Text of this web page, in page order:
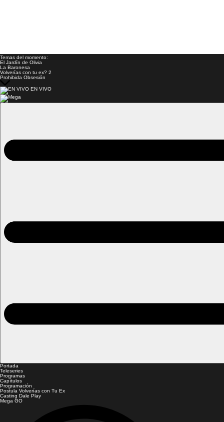
Temas del momento:
El Jardín de Olivia
La Baronesa
Volverías con tu ex? 2
Prohibida Obsesión
EN VIVO
Portada
Teleseries
Programas
Capítulos
Programación
Postula Volverías con Tu Ex
Casting Dale Play
Mega GO